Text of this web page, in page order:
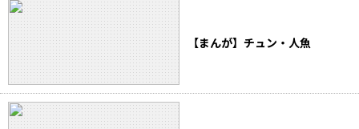
【まんが】チュン・人魚